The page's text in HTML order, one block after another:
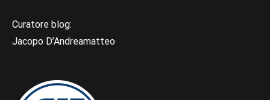
Curatore blog:
Jacopo D’Andreamatteo